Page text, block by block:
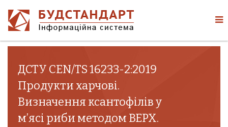
ДСТУ CEN/TS 16233-2:2019
Продукти харчові.
Визначення ксантофілів у
м’ясі риби методом ВЕРХ.